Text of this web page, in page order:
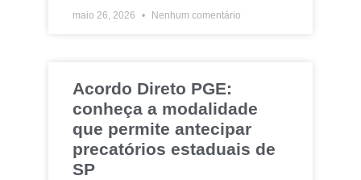
maio 26, 2026 Nenhum comentário
Acordo Direto PGE:
conheça a modalidade
que permite antecipar
precatórios estaduais de
SP